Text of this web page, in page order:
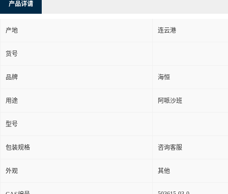
产品详请
产地 连云港
货号
品牌 海恒
用途 阿哌沙班
型号
包装规格 咨询客服
外观 其他